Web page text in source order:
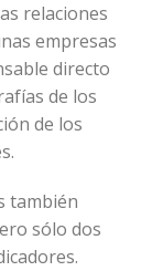
relaciones
empresas
directo
de los
de los
también
sólo dos